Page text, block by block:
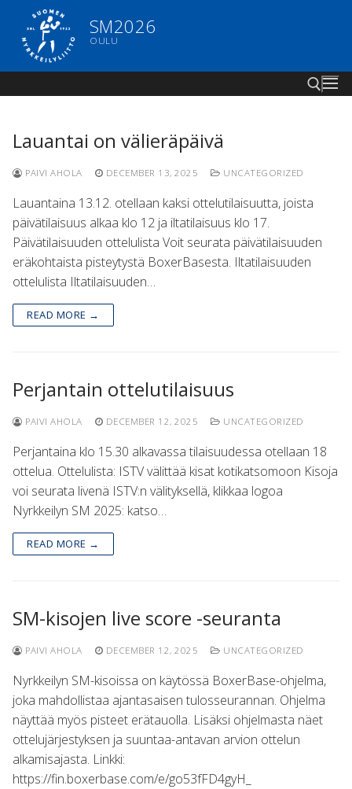
content
SM2026
OULU
Search for:
Lauantai on välieräpäivä
PAIVI AHOLA DECEMBER 13, 2025 UNCATEGORIZED
Lauantaina 13.12. otellaan kaksi ottelutilaisuutta, joista
päivätilaisuus alkaa klo 12 ja iltatilaisuus klo 17.
Päivätilaisuuden ottelulista Voit seurata päivätilaisuuden
eräkohtaista pisteytystä BoxerBasesta. Iltatilaisuuden
ottelulista Iltatilaisuuden…
READ MORE →
Perjantain ottelutilaisuus
PAIVI AHOLA DECEMBER 12, 2025 UNCATEGORIZED
Perjantaina klo 15.30 alkavassa tilaisuudessa otellaan 18
ottelua. Ottelulista: ISTV välittää kisat kotikatsomoon Kisoja
voi seurata livenä ISTV:n välityksellä, klikkaa logoa
Nyrkkeilyn SM 2025: katso…
READ MORE →
SM-kisojen live score -seuranta
PAIVI AHOLA DECEMBER 12, 2025 UNCATEGORIZED
Nyrkkeilyn SM-kisoissa on käytössä BoxerBase-ohjelma,
joka mahdollistaa ajantasaisen tulosseurannan. Ohjelma
näyttää myös pisteet erätauolla. Lisäksi ohjelmasta näet
ottelujärjestyksen ja suuntaa-antavan arvion ottelun
alkamisajasta. Linkki:
https://fin.boxerbase.com/e/go53fFD4gyH_